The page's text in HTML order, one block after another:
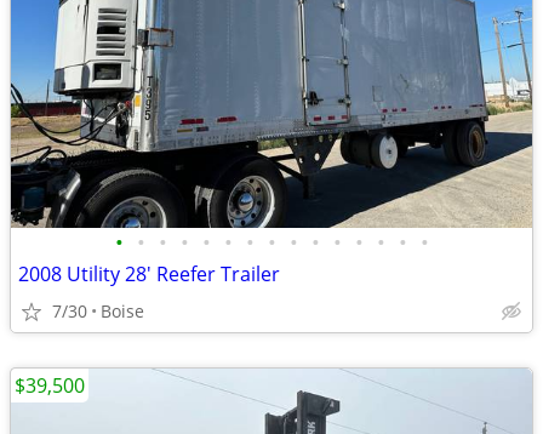
• • • • • • • • • • • • • • •
2008 Utility 28' Reefer Trailer
7/30 Boise
$39,500